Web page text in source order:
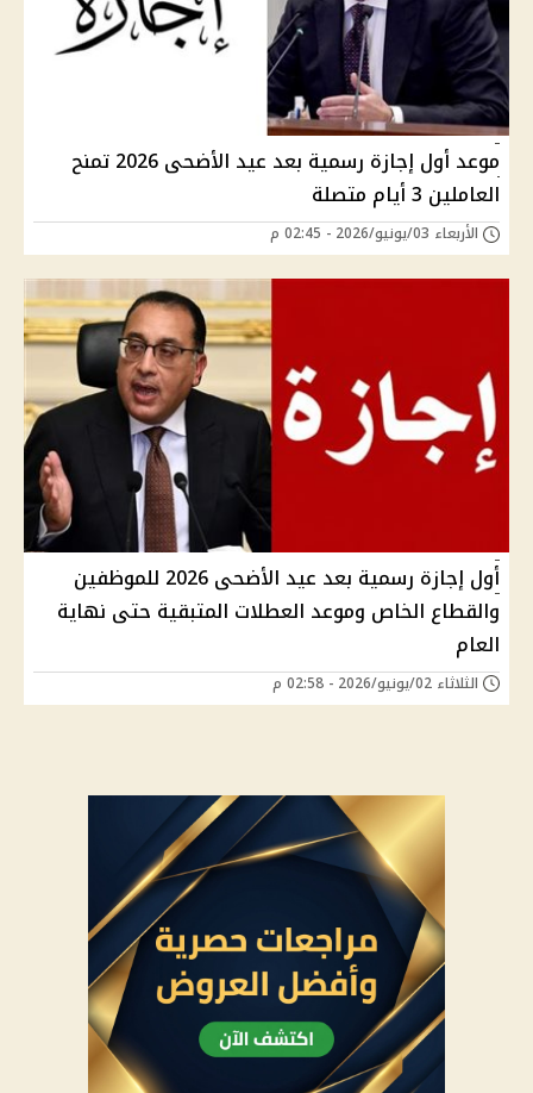
موعد أول إجازة رسمية بعد عيد الأضحى 2026 تمنح
العاملين 3 أيام متصلة
الأربعاء 03/يونيو/2026 - 02:45 م
أول إجازة رسمية بعد عيد الأضحى 2026 للموظفين
والقطاع الخاص وموعد العطلات المتبقية حتى نهاية
العام
الثلاثاء 02/يونيو/2026 - 02:58 م